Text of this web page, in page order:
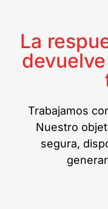
La
Trabajamos
Nuestro
segura,